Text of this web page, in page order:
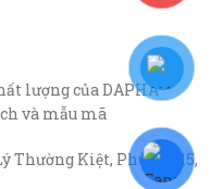
lượng của DAPHA
và mẫu mã
Thường Kiệt, Phường 15,